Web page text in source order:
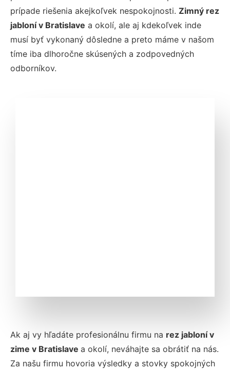
prípade riešenia akejkoľvek nespokojnosti. Zimný rez
jablonív Bratislave a okolí, ale aj kdekoľvek inde
musí byť vykonaný dôsledne a preto máme v našom
tíme iba dlhoročne skúsených a zodpovedných
odborníkov.
Ak aj vy hľadáte profesionálnu firmu na rez jabloní v
zime v Bratislave a okolí, neváhajte sa obrátiť na nás.
Za našu firmu hovoria výsledky a stovky spokojných